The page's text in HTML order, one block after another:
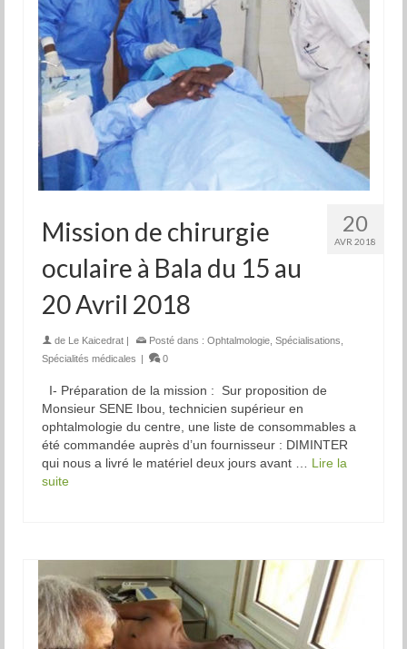
20
AVR 2018
Mission de chirurgie
oculaire à Bala du 15 au
20 Avril 2018
de Le Kaicedrat | Posté dans : Ophtalmologie Spécialisations
Spécialités médicales | 0
I- Préparation de la mission : Sur proposition de
Monsieur SENE Ibou, technicien supérieur en
ophtalmologie du centre, une liste de consommables a
été commandée auprès d’un fournisseur : DIMINTER
qui nous a livré le matériel deux jours avant … Lire la
suite